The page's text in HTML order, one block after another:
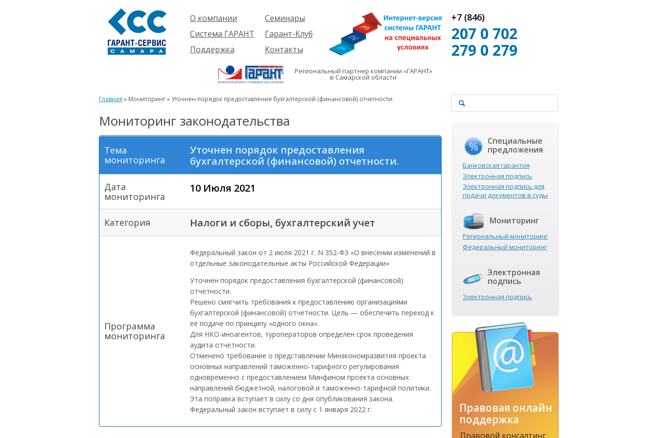
О компании
Компания
Проекты
Партнеры
Вакансии
Реквизиты
Информация
Система ГАРАНТ
О системе
решения
Комплекты
Новинки
Поддержка
Пользователям
Будущим
пользователям
Семинары
Об услуге
Предстоящие
семинары
Гарант-Клуб
Контакты
+7 (846)
207 0 702
279 0 279
Региональный партнер компании «ГАРАНТ»
в Самарской области
Главная » Мониторинг » Уточнен порядок предоставления бухгалтерской (финансовой) отчетности.
Мониторинг законодательства
Тема
мониторинга
Уточнен порядок предоставления
бухгалтерской (финансовой) отчетности.
Дата
мониторинга
10 Июля 2021
Категория Налоги и сборы, бухгалтерский учет
Программа
мониторинга
Федеральный закон от 2 июля 2021 г. N 352-ФЗ «О внесении изменений в
отдельные законодательные акты Российской Федерации»
Уточнен порядок предоставления бухгалтерской (финансовой)
отчетности.
Решено смягчить требования к предоставлению организациями
бухгалтерской (финансовой) отчетности. Цель — обеспечить переход к
ее подаче по принципу «одного окна».
Для НКО-иноагентов, туроператоров определен срок проведения
аудита отчетности.
Отменено требование о представлении Минэкономразвития проекта
основных направлений таможенно-тарифного регулирования
одновременно с предоставлением Минфином проекта основных
направлений бюджетной, налоговой и таможенно-тарифной политики.
Эта поправка вступает в силу со дня опубликования закона.
Федеральный закон вступает в силу с 1 января 2022 г.
Специальные
предложения
Банковская гарантия
Электронная подпись
Электронная подпись для
подачи документов в суды
Мониторинг
Региональный мониторинг
Федеральный мониторинг
Электронная
подпись
Электронная подпись
Правовая онлайн
поддержка
Правовой консалтинг